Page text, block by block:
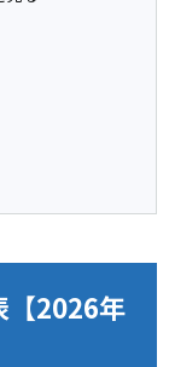
【2026年